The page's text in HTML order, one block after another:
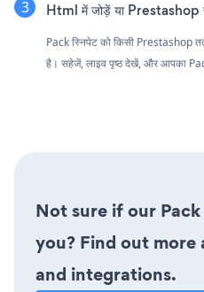
Html में जोड़ें या Prestashop
Pack स्निपेट को किसी Prestashop
है। सहेजें, लाइव पृष्ठ देखें, और आपका
Not sure if our
you? Find out
and integrations.